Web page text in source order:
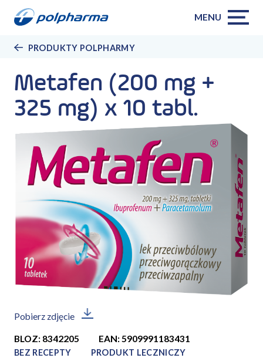
MENU
PRODUKTY POLPHARMY
Metafen (200 mg +
325 mg) x 10 tabl.
Pobierz zdjęcie
BLOZ: 8342205 EAN: 5909991183431
BEZ RECEPTY PRODUKT LECZNICZY